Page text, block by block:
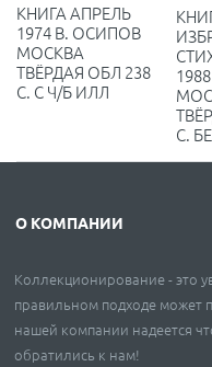
КНИГА АПРЕЛЬ
1974 В. ОСИПОВ
МОСКВА
ТВЁРДАЯ ОБЛ 238
С. С Ч/Б ИЛЛ
С.
О КОМПАНИИ
Коллекционирование - это
правильном подходе может
нашей компании надеется
обратились к нам!